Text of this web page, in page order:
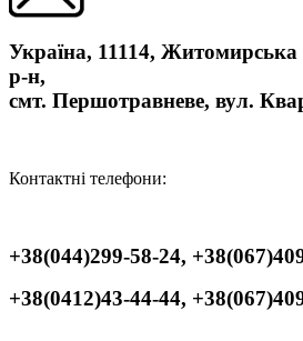
Україна, 11114,
р-н,
смт. Першотравневе, вул.
Контактні телефони:
+38(044)299-58-24,
+38(0412)43-44-44,